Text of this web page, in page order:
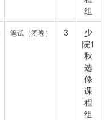
组
笔试（闭卷） 3
少
院1
秋
选
修
课
程
组